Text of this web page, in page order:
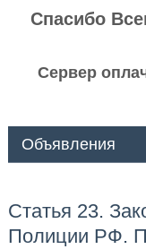
Спасибо
Сервер
Объявления
Статья 23.
Полиции РФ.